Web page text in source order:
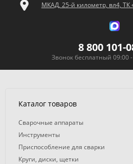
МКАД, 25-й километр, вл4, ТК
8 800 101-
Звонок бесплатный 09:00
Каталог товаров
Сварочные аппараты
Инструменты
Приспособление для сварки
Круги, диски, щетки